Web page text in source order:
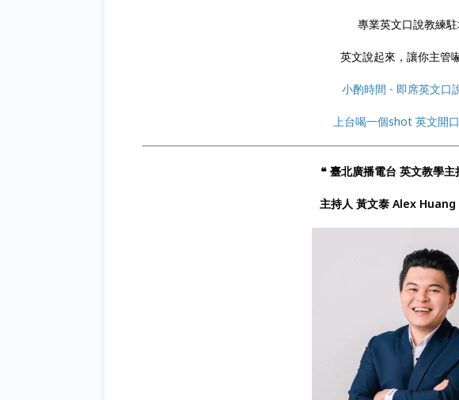
專業英文口說教練
英文說起來，讓你主管
小酌時間 - 即席英文口
上台喝一個shot 英文開
❝ 臺北廣播電台 英文教學主
主持人 黃文泰 Alex Huang